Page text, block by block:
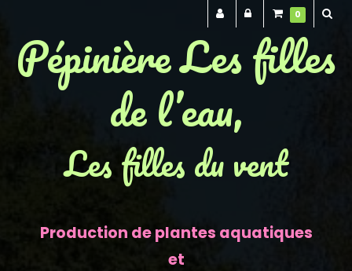
Pépinière Les filles
de l’eau,
Les filles du vent
Production de plantes aquatiques
et
0